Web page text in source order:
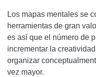
Los mapas mentales se
herramientas de gran
es así que el número de
incrementar la
organizar
vez mayor.